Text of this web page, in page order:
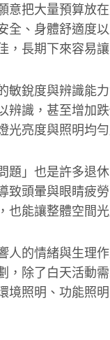
意把大量預算放
全、身體舒適度
，長期下來容易
敏銳度與辨識能
辨識，甚至增加
光亮度與照明均勻
題」也是許多退
致頭暈與眼睛疲
也能讓整體空間
人的情緒與生理
，除了白天活動
境照明、功能照